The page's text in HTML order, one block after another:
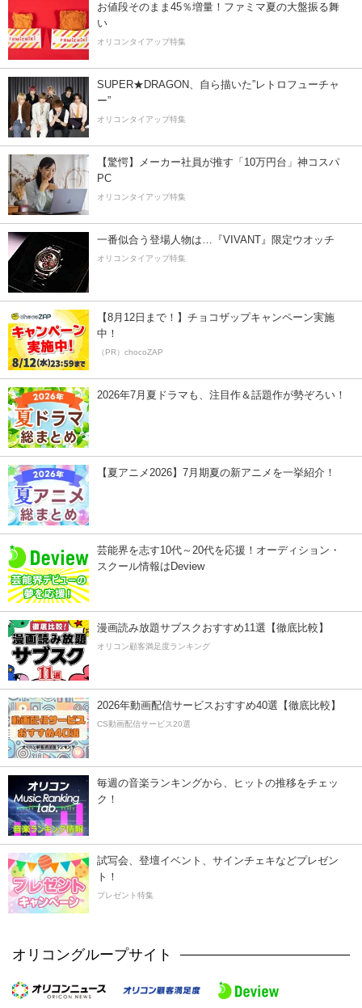
お値段そのまま45％増量！ファミマ夏の大盤振る舞
い
オリコンタイアップ特集
SUPER★DRAGON、自ら描いた”レトロフューチャ
ー”
オリコンタイアップ特集
【驚愕】メーカー社員が推す「10万円台」神コスパ
PC
オリコンタイアップ特集
一番似合う登場人物は…『VIVANT』限定ウオッチ
オリコンタイアップ特集
【8月12日まで！】チョコザップキャンペーン実施
中！
（PR）chocoZAP
2026年7月夏ドラマも、注目作＆話題作が勢ぞろい！
【夏アニメ2026】7月期夏の新アニメを一挙紹介！
芸能界を志す10代～20代を応援！オーディション・
スクール情報はDeview
漫画読み放題サブスクおすすめ11選【徹底比較】
オリコン顧客満足度ランキング
2026年動画配信サービスおすすめ40選【徹底比較】
CS動画配信サービス20選
毎週の音楽ランキングから、ヒットの推移をチェッ
ク！
試写会、登壇イベント、サインチェキなどプレゼン
ト！
プレゼント特集
オリコングループサイト